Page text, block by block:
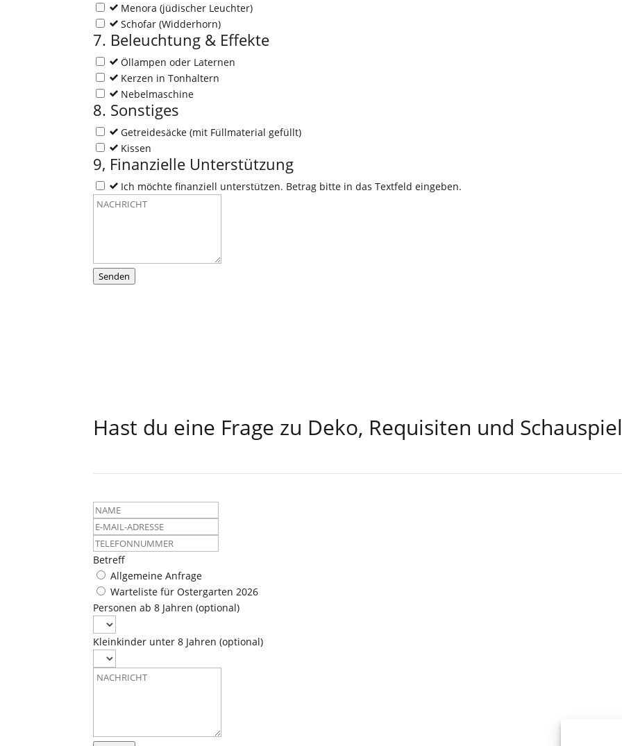
Menora (jüdischer Leuchter)
Schofar (Widderhorn)
7. Beleuchtung & Effekte
Öllampen oder Laternen
Kerzen in Tonhaltern
Nebelmaschine
8. Sonstiges
Getreidesäcke (mit Füllmaterial gefüllt)
Kissen
9, Finanzielle Unterstützung
Ich möchte finanziell unterstützen. Betrag bitte in das Textfeld eingeben.
Senden
Hast du eine Frage zu Deko, Requisiten und
Leave
this
field
blank
Betreff
Allgemeine Anfrage
Warteliste für Ostergarten 2026
Personen ab 8 Jahren (optional)
Kleinkinder unter 8 Jahren (optional)